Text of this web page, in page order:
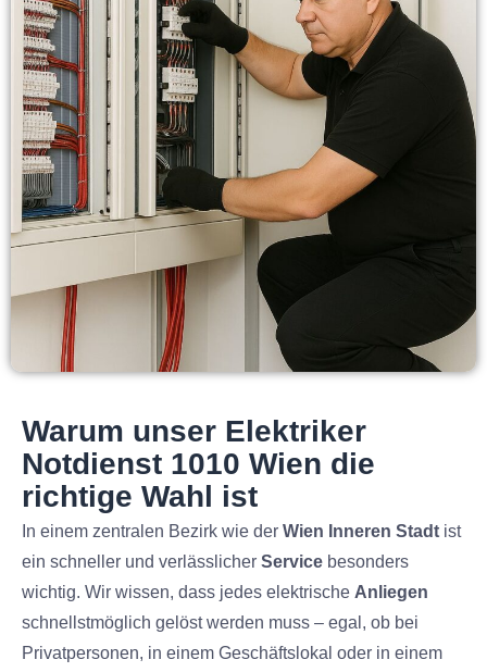
Warum unser Elektriker
Notdienst 1010 Wien die
richtige Wahl ist
In einem zentralen Bezirk wie der Wien Inneren Stadt ist
ein schneller und verlässlicher Service besonders
wichtig. Wir wissen, dass jedes elektrische Anliegen
schnellstmöglich gelöst werden muss – egal, ob bei
Privatpersonen, in einem Geschäftslokal oder in einem